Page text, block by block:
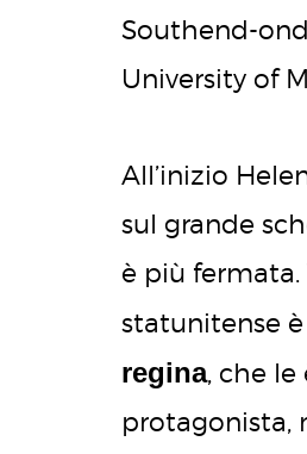
Southend-
University of
All’inizio
sul grande
è più
statunitense
regina, che
protagonista,